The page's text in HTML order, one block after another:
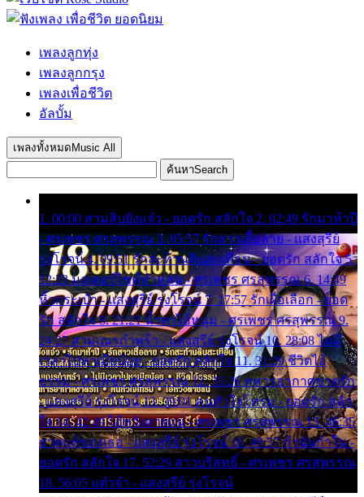
เพลงลูกทุ่ง
เพลงลูกกรุง
เพลงเพื่อชีวิต
อัลบั้ม
เพลงทั้งหมด Music All
ค้นหาSearch
1. 00:00 สามสิบยังแจ๋ว - ยอดรัก สลักใจ 2. 02:49 รักมาห้าปี
- ศรเพชร ศรสุพรรณ 3. 05:57 รักสาวเสื้อลาย - แสงสุรีย์
รุ่งโรจน์ 4. 09:51 รักสะท้านดินสะเทือน - ยอดรัก สลักใจ 5.
12:23 มอเตอร์ไซค์ทำหล่น - ศรเพชร ศรสุพรรณ 6. 14:49
หิ้วกระเป๋า - แสงสุรีย์ รุ่งโรจน์ 7. 17:57 รักเผื่อเลือก - ยอด
รัก สลักใจ 8. 21:21 น้ำตาไอ้หนุ่ม - ศรเพชร ศรสุพรรณ 9.
24:27 สามเณรกำพร้า - แสงสุรีย์ รุ่งโรจน์ 10. 28:08 ไม่มี
เวลาไปหาเมียน้อย - ยอดรัก สลักใจ 11. 31:29 ชีวิตไอ้
ธรรม - ศรเพชร ศรสุพรรณ 12. 35:26 ทหารอากาศขาดรัก
- แสงสุรีย์ รุ่งโรจน์ 13. 39:01 คนหัวใจโทรม - ยอดรัก สลัก
ใจ 14. 42:49 ไอ้หวังตายแน่ - ศรเพชร ศรสุพรรณ 15. 46:35
ธาตุแท้ของเธอ - แสงสุรีย์ รุ่งโรจน์ 16. 49:57 กำนันกำใน -
ยอดรัก สลักใจ 17. 52:29 สาวบริสุทธิ์ - ศรเพชร ศรสุพรรณ
18. 56:05 แต๋วจ๋า - แสงสุรีย์ รุ่งโรจน์